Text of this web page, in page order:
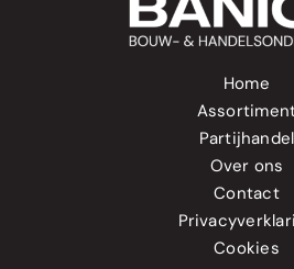
Home
Partijhandel
Over ons
Contact
Cookies